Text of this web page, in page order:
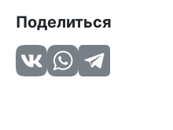
Поделиться